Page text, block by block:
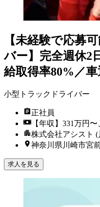
【未経験で応募
バー】完全週休2
給取得率80%／
小型トラックドライバー
正社員
【年収】331万円
株式会社アシスト
神奈川県川崎市宮
求人を見る